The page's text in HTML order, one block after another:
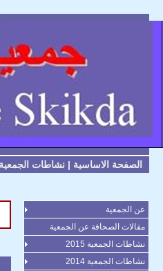
الصفحة الاساسية | نشاطات الجمعية 2008
عن الجمعية
مقالات الصحافة عن الجمعية
نشاطات الجمعية 2015
نشاطات الجمعية 2014